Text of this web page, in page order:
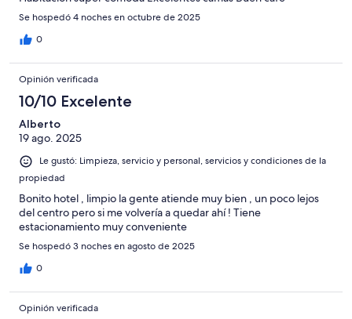
Se hospedó 4 noches en octubre de 2025
0
Opinión verificada
10/10 Excelente
Alberto
19 ago. 2025
Le gustó: Limpieza, servicio y personal, servicios y condiciones de la
propiedad
Bonito hotel , limpio la gente atiende muy bien , un poco lejos
del centro pero si me volvería a quedar ahí ! Tiene
estacionamiento muy conveniente
Se hospedó 3 noches en agosto de 2025
0
Opinión verificada